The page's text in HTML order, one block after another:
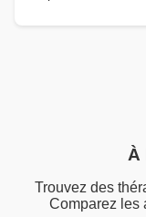
À
Trouvez des
Comparez les